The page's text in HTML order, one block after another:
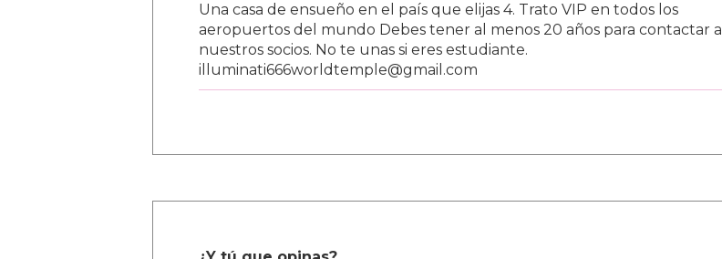
Una casa de ensueño en el país que elijas 4. Trato VIP en todos los
aeropuertos del mundo Debes tener al menos 20 años para contactar a
nuestros socios. No te unas si eres estudiante.
illuminati666worldtemple@gmail.com